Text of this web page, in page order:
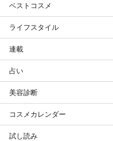
ビューティ速報
ヘアまとめ
ヘア診断
ボディケアまとめ
ボディケア診断
美活グランプリ
ヘルスケア・ダイエット
マキアビューティーズトップ
TOPビューティーズ一覧
ビューティーズ一覧
記事ランキング
メンバーランキング
ベストコスメ
ベストコスメトップ
ベストコスメ
読者ベスコス
プチプラコスメグランプリ
ブライトニング・UVグランプリ
プリュスベスコス
ライフスタイル
ライフスタイルトップ
ニュース
ライフスタイルまとめ
ライフスタイル診断
連載
連載トップ
マキアエディターズのオッス！推
小林ひろ美のキレイはかけ算
小田ユイコのマニアックビューテ
占い
占いトップ
Keikoの月星座占い
三島キアリーの12星座別 恋愛運&
美容診断
美容診断トップ
パーソナルカラー診断
コスメカレンダー
コスメカレンダートップ
試し読み